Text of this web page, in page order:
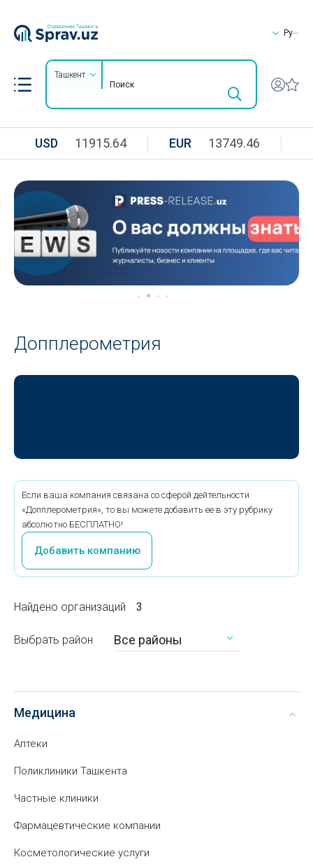
Ру
Ташкент
USD 11915.64 EUR 13749.46
Допплерометрия
Если ваша компания связана со сферой дейтельности
«Допплерометрия», то вы можете добавить ее в эту рубрику
абсолютно БЕСПЛАТНО!
Добавить компанию
Найдено организаций 3
Выбрать район Все районы
Медицина
Аптеки
Поликлиники Ташкента
Частные клиники
Фармацевтические компании
Косметологические услуги